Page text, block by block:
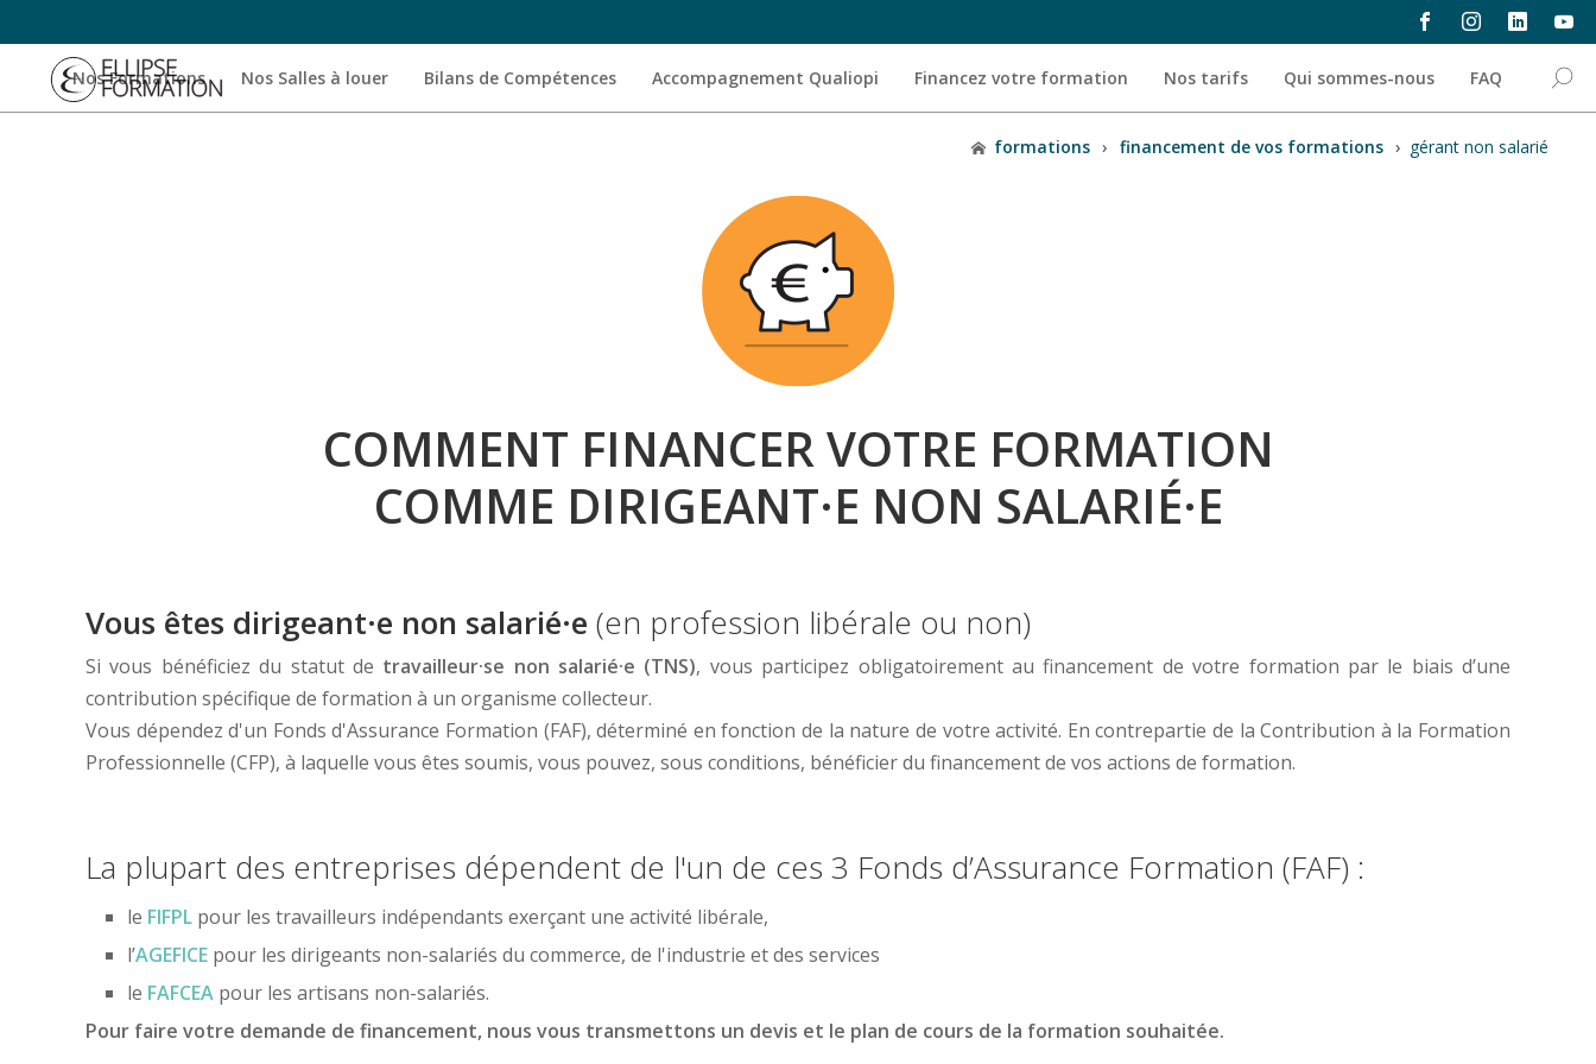
Nos Formations Nos Salles à louer Bilans de Compétences Accompagnement Qualiopi Financez votre formation Nos tarifs Qui sommes-nous FAQ
formations › financement de vos formations › gérant non salarié
COMMENT FINANCER VOTRE FORMATION
COMME DIRIGEANT·E NON SALARIÉ·E
Vous êtes dirigeant·e non salarié·e (en profession libérale ou non)
Si vous bénéficiez du statut de travailleur·se non salarié·e (TNS), vous participez obligatoirement au financement de votre formation par le biais d’une
contribution spécifique de formation à un organisme collecteur.
Vous dépendez d'un Fonds d'Assurance Formation (FAF), déterminé en fonction de la nature de votre activité. En contrepartie de la Contribution à la Formation
Professionnelle (CFP), à laquelle vous êtes soumis, vous pouvez, sous conditions, bénéficier du financement de vos actions de formation.
La plupart des entreprises dépendent de l'un de ces 3 Fonds d’Assurance Formation (FAF) :
le FIFPL pour les travailleurs indépendants exerçant une activité libérale,
l’AGEFICE pour les dirigeants non-salariés du commerce, de l'industrie et des services
le FAFCEA pour les artisans non-salariés.
Pour faire votre demande de financement, nous vous transmettons un devis et le plan de cours de la formation souhaitée.